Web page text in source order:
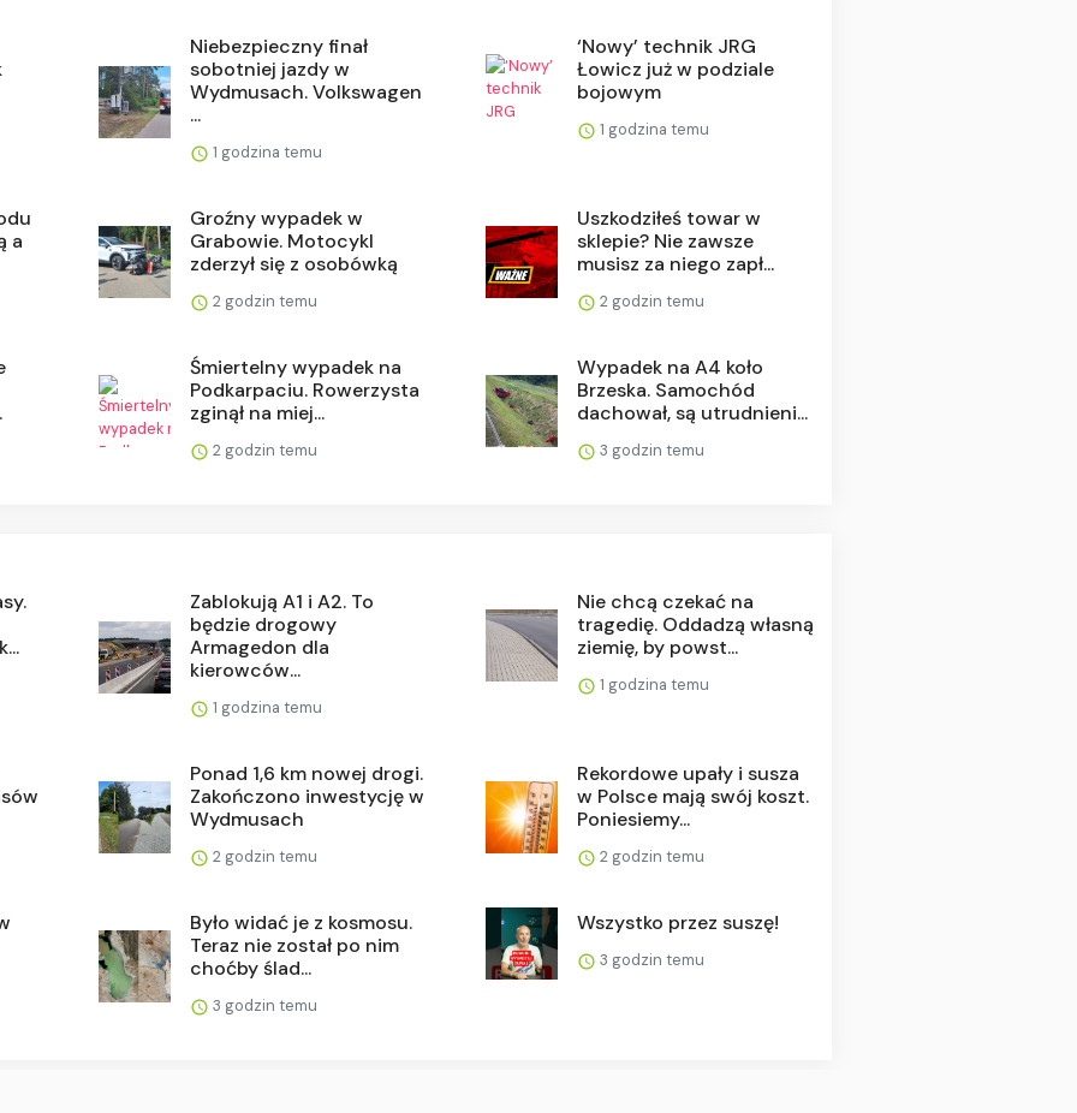
Niebezpieczny finał
sobotniej jazdy w
Wydmusach. Volkswagen
...
1 godzina temu
‘Nowy’ technik JRG
Łowicz już w podziale
bojowym
1 godzina temu
a
Groźny wypadek w
Grabowie. Motocykl
zderzył się z osobówką
2 godzin temu
Uszkodziłeś towar w
sklepie? Nie zawsze
musisz za niego zapł...
2 godzin temu
Śmiertelny wypadek na
Podkarpaciu. Rowerzysta
zginął na miej...
2 godzin temu
Wypadek na A4 koło
Brzeska. Samochód
dachował, są utrudnieni...
3 godzin temu
Zablokują A1 i A2. To
będzie drogowy
Armagedon dla
kierowców...
1 godzina temu
Nie chcą czekać na
tragedię. Oddadzą własną
ziemię, by powst...
1 godzina temu
Ponad 1,6 km nowej drogi.
Zakończono inwestycję w
Wydmusach
2 godzin temu
Rekordowe upały i susza
w Polsce mają swój koszt.
Poniesiemy...
2 godzin temu
Było widać je z kosmosu.
Teraz nie został po nim
choćby ślad...
3 godzin temu
Wszystko przez suszę!
3 godzin temu